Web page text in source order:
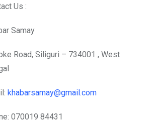
Us :
Samay
Road, Siliguri – 734001 , West
khabarsamay@gmail.com
070019 84431